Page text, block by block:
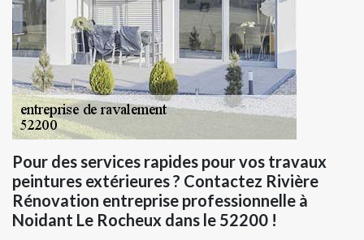
Pour des services rapides pour vos travaux
peintures extérieures ? Contactez Rivière
Rénovation entreprise professionnelle à
Noidant Le Rocheux dans le 52200 !